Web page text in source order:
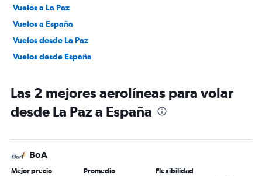
Vuelos a La Paz
Vuelos a España
Vuelos desde La Paz
Vuelos desde España
Las 2 mejores aerolíneas para volar
desde La Paz a España
BoA
Mejor precio Promedio Flexibilidad